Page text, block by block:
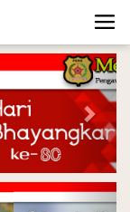
Next
Next